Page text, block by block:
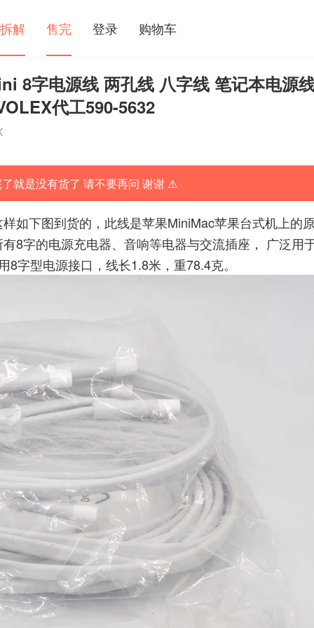
拆解 售完 登录 购物车
8字电源线 两孔线 八字线 笔记本电源
代工590-5632
就是没有货了 请不要再问 谢谢 ⚠️
如下图到货的，此线是苹果MiniMac苹果台式机上的
8字的电源充电器、音响等电器与交流插座， 广泛用
字型电源接口，线长1.8米，重78.4克。